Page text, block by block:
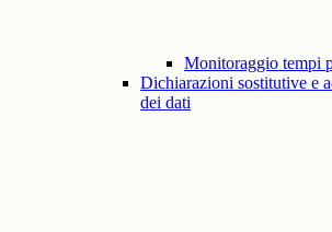
Monitoraggio tempi
Dichiarazioni sostitutive e
dei dati